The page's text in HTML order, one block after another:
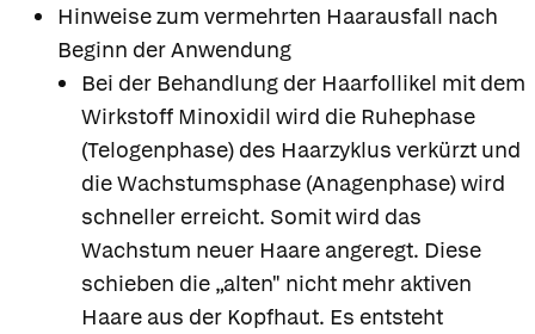
Hinweise zum vermehrten Haarausfall nach
Beginn der Anwendung
Bei der Behandlung der Haarfollikel mit dem
Wirkstoff Minoxidil wird die Ruhephase
(Telogenphase) des Haarzyklus verkürzt und
die Wachstumsphase (Anagenphase) wird
schneller erreicht. Somit wird das
Wachstum neuer Haare angeregt. Diese
schieben die „alten" nicht mehr aktiven
Haare aus der Kopfhaut. Es entsteht